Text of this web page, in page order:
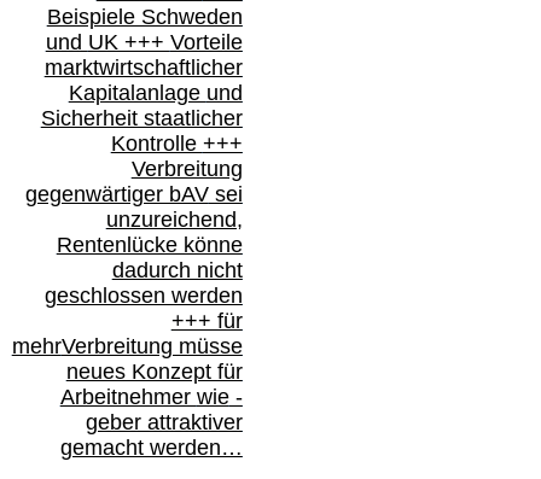
Beispiele Schweden
und UK +++ Vorteile
marktwirtschaftlicher
Kapitalanlage und
Sicherheit staatlicher
Kontrolle +++
Verbreitung
gegenwärtiger bAVsei
unzureichend,
Rentenlücke könne
dadurch nicht
geschlossen werden
+++ für
mehrVerbreitung müsse
neues Konzept für
Arbeitnehmer wie-
geber attraktiver
gemacht werden…